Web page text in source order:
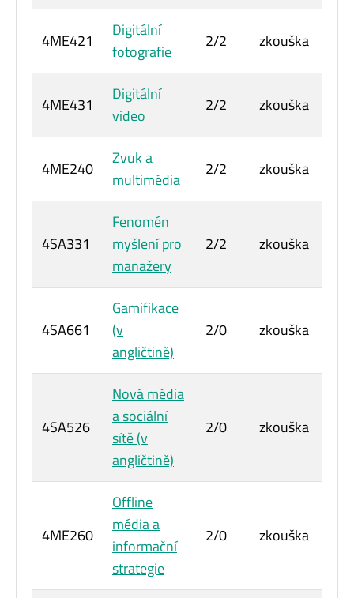
4ME421
Digitální
fotografie
2/2 zkouška
4ME431
Digitální
video
2/2 zkouška
4ME240
Zvuk a
multimédia
2/2 zkouška
4SA331
Fenomén
myšlení pro
manažery
2/2 zkouška
4SA661
Gamifikace
(v
angličtině)
2/0 zkouška
4SA526
Nová média
a sociální
sítě (v
angličtině)
2/0 zkouška
4ME260
Offline
média a
informační
strategie
2/0 zkouška